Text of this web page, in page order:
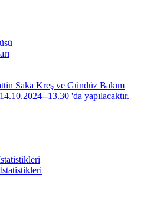
Saka Kreş ve Gündüz Bakım
13.30 'da yapılacaktır.